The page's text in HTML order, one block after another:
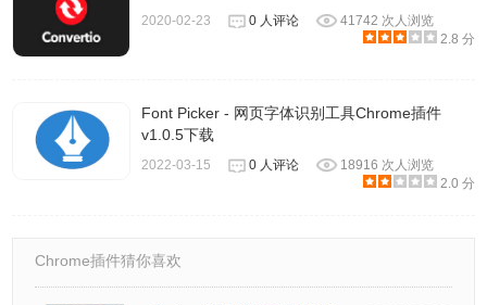
2020-02-23 0 人评论
41742 次人浏览
2.8 分
Font Picker - 网页字体识别工具Chrome插件
v1.0.5下载
2022-03-15 0 人评论
18916 次人浏览
2.0 分
Chrome插件猜你喜欢